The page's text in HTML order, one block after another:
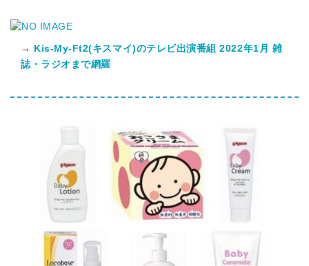
→ Kis-My-Ft2(キスマイ)のテレビ出演番組 2022年1月 雑
誌・ラジオまで網羅